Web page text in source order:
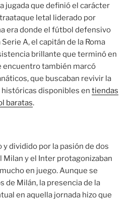
jugada que definió el carácter
letal liderado por
era donde el fútbol defensivo
A, el capitán de la Roma
brillante que terminó en
encuentro también marcó
que buscaban revivir la
disponibles en tiendas
baratas.
y dividido por la pasión de dos
y el Inter protagonizaban
en juego. Aunque se
de Milán, la presencia de la
en aquella jornada hizo que